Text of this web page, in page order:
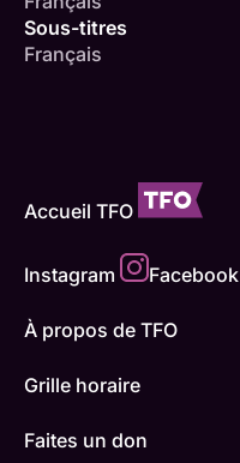
Sous-titres
Français
Accueil TFO
Instagram Facebook
À propos de TFO
Grille horaire
Faites un don